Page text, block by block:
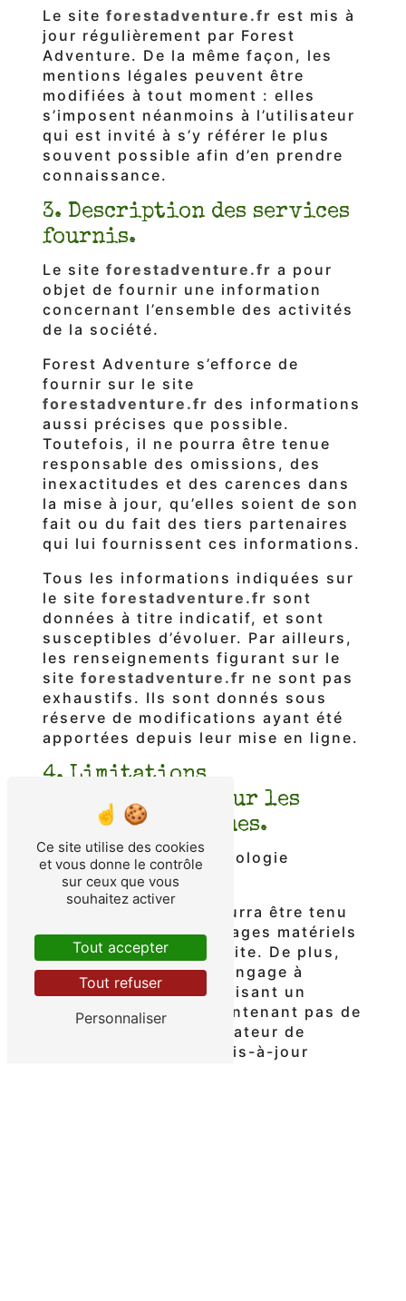
Le site forestadventure.fr est mis à
jour régulièrement par Forest
Adventure. De la même façon, les
mentions légales peuvent être
modifiées à tout moment : elles
s’imposent néanmoins à l’utilisateur
qui est invité à s’y référer le plus
souvent possible afin d’en prendre
connaissance.
3. Description des services
fournis.
Le site forestadventure.fr a pour
objet de fournir une information
concernant l’ensemble des activités
de la société.
Forest Adventure s’efforce de
fournir sur le site
forestadventure.fr des informations
aussi précises que possible.
Toutefois, il ne pourra être tenue
responsable des omissions, des
inexactitudes et des carences dans
la mise à jour, qu’elles soient de son
fait ou du fait des tiers partenaires
qui lui fournissent ces informations.
Tous les informations indiquées sur
le site forestadventure.fr sont
données à titre indicatif, et sont
susceptibles d’évoluer. Par ailleurs,
les renseignements figurant sur le
site forestadventure.fr ne sont pas
exhaustifs. Ils sont donnés sous
réserve de modifications ayant été
apportées depuis leur mise en ligne.
4. Limitations
contractuelles sur les
données techniques.
Le site utilise la technologie
JavaScript.
Le site Internet ne pourra être tenu
responsable de dommages matériels
liés à l’utilisation du site. De plus,
l’utilisateur du site s’engage à
accéder au site en utilisant un
matériel récent, ne contenant pas de
virus et avec un navigateur de
dernière génération mis-à-jour
Ce site utilise des cookies
et vous donne le contrôle
sur ceux que vous
souhaitez activer
Tout accepter
Tout refuser
Personnaliser